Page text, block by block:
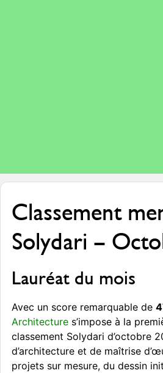
Classement
Solydari –
Lauréat du mois
Avec un score remarquable de
Architectures’impose à la
classement Solydari d’octobre
d’architecture et de maîtrise
projets sur mesure, du dessin